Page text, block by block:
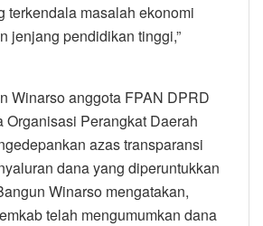
terkendala masalah ekonomi
jenjang pendidikan tinggi,”
Winarso anggota FPAN DPRD
Organisasi Perangkat Daerah
azas transparansi
dana yang diperuntukkan
Winarso mengatakan,
telah mengumumkan dana